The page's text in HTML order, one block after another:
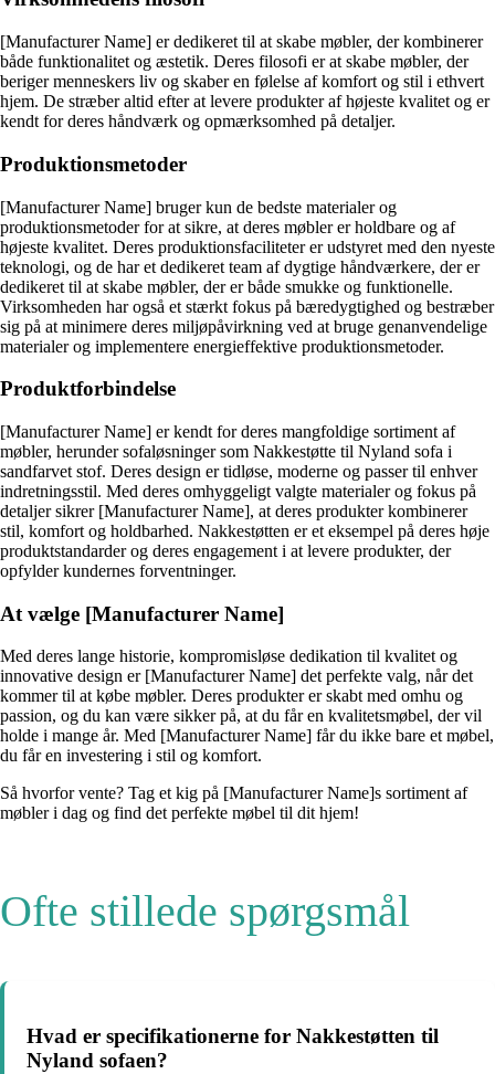
[Manufacturer Name] er dedikeret til at skabe møbler, der kombinerer
både funktionalitet og æstetik. Deres filosofi er at skabe møbler, der
beriger menneskers liv og skaber en følelse af komfort og stil i ethvert
hjem. De stræber altid efter at levere produkter af højeste kvalitet og er
kendt for deres håndværk og opmærksomhed på detaljer.
Produktionsmetoder
[Manufacturer Name] bruger kun de bedste materialer og
produktionsmetoder for at sikre, at deres møbler er holdbare og af
højeste kvalitet. Deres produktionsfaciliteter er udstyret med den nyeste
teknologi, og de har et dedikeret team af dygtige håndværkere, der er
dedikeret til at skabe møbler, der er både smukke og funktionelle.
Virksomheden har også et stærkt fokus på bæredygtighed og bestræber
sig på at minimere deres miljøpåvirkning ved at bruge genanvendelige
materialer og implementere energieffektive produktionsmetoder.
Produktforbindelse
[Manufacturer Name] er kendt for deres mangfoldige sortiment af
møbler, herunder sofaløsninger som Nakkestøtte til Nyland sofa i
sandfarvet stof. Deres design er tidløse, moderne og passer til enhver
indretningsstil. Med deres omhyggeligt valgte materialer og fokus på
detaljer sikrer [Manufacturer Name], at deres produkter kombinerer
stil, komfort og holdbarhed. Nakkestøtten er et eksempel på deres høje
produktstandarder og deres engagement i at levere produkter, der
opfylder kundernes forventninger.
At vælge [Manufacturer Name]
Med deres lange historie, kompromisløse dedikation til kvalitet og
innovative design er [Manufacturer Name] det perfekte valg, når det
kommer til at købe møbler. Deres produkter er skabt med omhu og
passion, og du kan være sikker på, at du får en kvalitetsmøbel, der vil
holde i mange år. Med [Manufacturer Name] får du ikke bare et møbel,
du får en investering i stil og komfort.
Så hvorfor vente? Tag et kig på [Manufacturer Name]s sortiment af
møbler i dag og find det perfekte møbel til dit hjem!
Ofte stillede spørgsmål
Hvad er specifikationerne for Nakkestøtten til
Nyland sofaen?